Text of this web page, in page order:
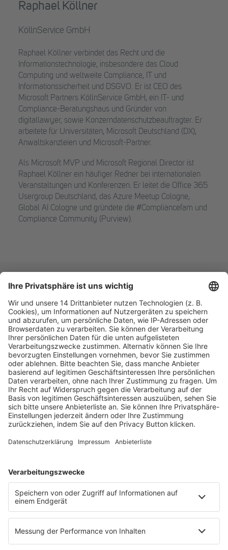
Raphael Köllner
KöllnService GmbH
Raphael Köllner verbindet das Recht und die
Informationstechnologie, insbesondere das Cloud
Computing und weltweite Compliance, IT und
Informationssicherheit und DSGVO. Er ist CEO des
Microsoft Partners KöllnService GmbH, ein IT- und
Compliance-Beratungshaus und Gründer von
digitallawyer, sowie Konzerndatenschutzbeauftragter. Er
arbeitete für Universitäten, Microsoft Deutschland (DX),
Anwaltskanzleien und Microsoft-Partner.
Als Microsoft MVP und Microsoft Regional Director ist
Raphael Köllner ein häufiger Redner bei internationalen
Veranstaltungen und Konferenzen. Er leitet die Office 365
Usergroup Deutschland, das Azure Meetup Cologne,
Global AI Cologne und gründete die #Compliancefam und
Compliance Community (Purview).
Fachmedien Recht und Wirtschaft
Ein Fachbereich der
dfv Mediengruppe
Mainzer Landstr. 251
60326 Frankfurt am Main
E-Mail:info@ruw.de
Web:https://www.ruw.de
AGB
Datenschutzerklärung
Genderhinweis
Cookie-Einstellungen